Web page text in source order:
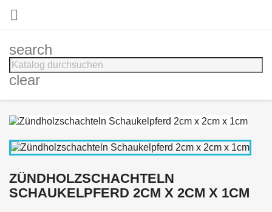

search
clear
ZÜNDHOLZSCHACHTELN
SCHAUKELPFERD 2CM X 2CM X 1CM